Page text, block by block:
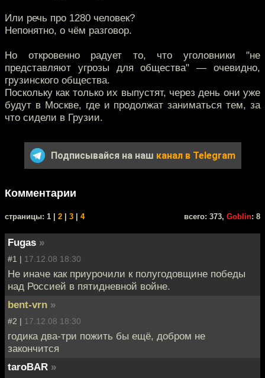
Или речь про 1280 человек?
Непонятно, о чём разговор.
Но откровенно радует то, что уголовники "не
представляют угрозы для общества" — очевидно,
грузинского общества.
Поскольку как только их выпустят, через день они уже
будут в Москве, где и продолжат заниматься тем, за
что сидели в Грузии.
Подписывайся на наш канал в Telegram
Комментарии
cтраницы: 1 | 2 3 4 всего: 373, Goblin: 8
Fugas »
#1 | 17.12.08 18:30
Не иначе как приурочили к полугодовщине победы
над Россией в пятидневной войне.
bent-vrn »
#2 | 17.12.08 18:30
годика два-три пожить бы ещё, добром не
закончится
taroBAR »